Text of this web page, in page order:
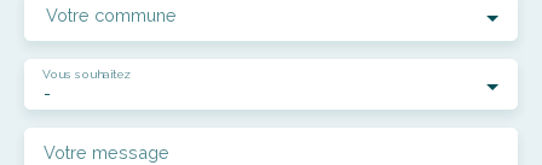
Votre commune
-
Vous souhaitez
Votre message